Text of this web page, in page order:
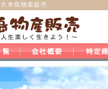
久米島物産販売